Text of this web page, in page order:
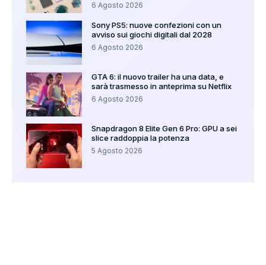
6 Agosto 2026
Sony PS5: nuove confezioni con un
avviso sui giochi digitali dal 2028
6 Agosto 2026
GTA 6: il nuovo trailer ha una data, e
sarà trasmesso in anteprima su Netflix
6 Agosto 2026
Snapdragon 8 Elite Gen 6 Pro: GPU a sei
slice raddoppia la potenza
5 Agosto 2026